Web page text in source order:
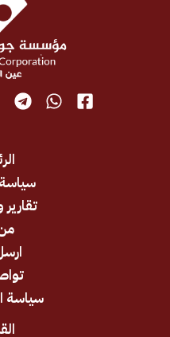
سياسة واقتصاد
تقارير وتحقيقات
ارسل خبرك
تواصل معنا
سياسة الخصوصية